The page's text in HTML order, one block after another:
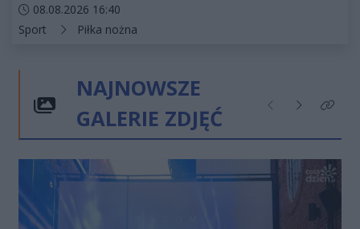
Data dodania artykułu:
08.08.2026 16:40
Kategorie artykułu:
Sport Piłka nożna
NAJNOWSZE
GALERIE ZDJĘĆ
Poprzednie
NastępneKliknij